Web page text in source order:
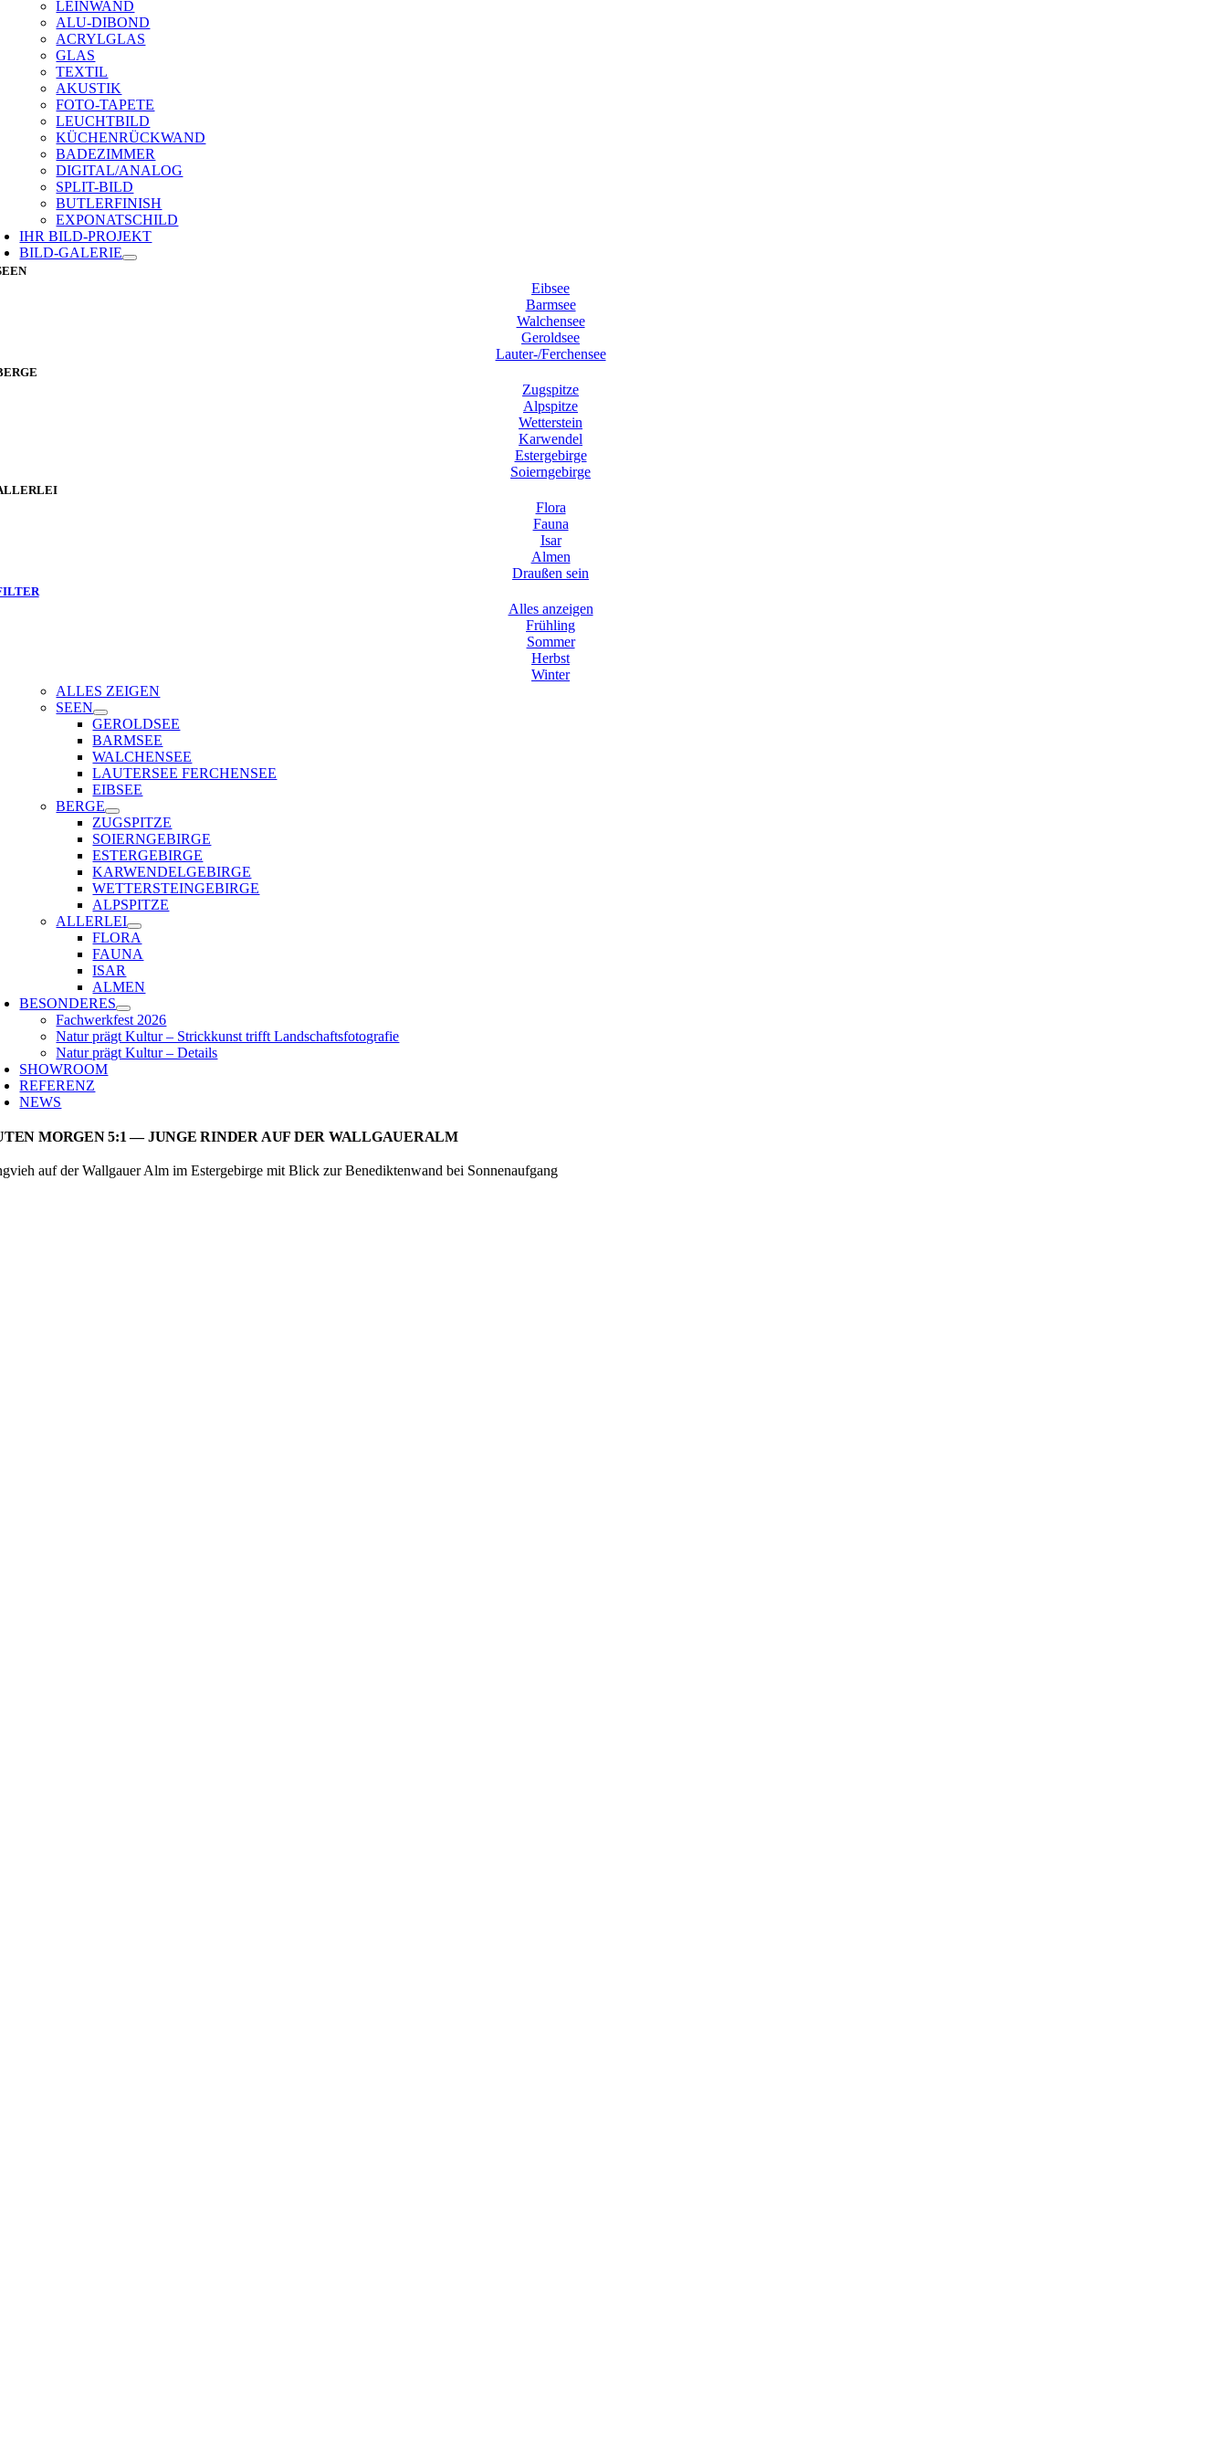
LEINWAND
ALU-DIBOND
ACRYLGLAS
GLAS
TEXTIL
AKUSTIK
FOTO-TAPETE
LEUCHTBILD
KÜCHENRÜCKWAND
BADEZIMMER
DIGITAL/ANALOG
SPLIT-BILD
BUTLERFINISH
EXPONATSCHILD
IHR BILD-PROJEKT
BILD-GALERIE
Eibsee
Barmsee
Walchensee
Geroldsee
Lauter-/Ferchensee
Zugspitze
Alpspitze
Wetterstein
Karwendel
Estergebirge
Soierngebirge
Flora
Fauna
Isar
Almen
Draußen sein
Alles anzeigen
Frühling
Sommer
Herbst
Winter
ALLES ZEIGEN
SEEN
GEROLDSEE
BARMSEE
WALCHENSEE
LAUTERSEE FERCHENSEE
EIBSEE
BERGE
ZUGSPITZE
SOIERNGEBIRGE
ESTERGEBIRGE
KARWENDELGEBIRGE
WETTERSTEINGEBIRGE
ALPSPITZE
ALLERLEI
FLORA
FAUNA
ISAR
ALMEN
BESONDERES
Fachwerkfest 2026
Natur prägt Kultur – Strickkunst trifft Landschaftsfotografie
Natur prägt Kultur – Details
SHOWROOM
REFERENZ
NEWS
MORGEN 5:1 — JUNGE RINDER AUF DER WALLGAUERALM
auf der Wallgauer Alm im Estergebirge mit Blick zur Benediktenwand bei Sonnenaufgang